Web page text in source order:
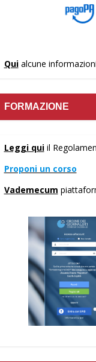
Quialcune
FORMAZIONE
Leggi quiil
Proponi un corso
Vademecum